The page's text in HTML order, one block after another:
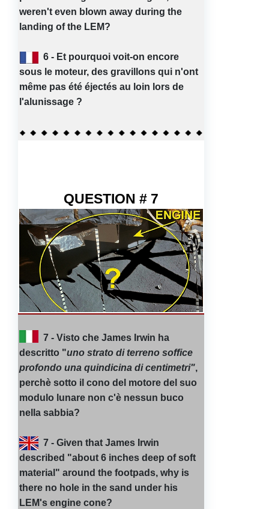
weren't even blown away during the
landing of the LEM?
6 - Et pourquoi voit-on encore
sous le moteur, des gravillons qui n'ont
même pas été éjectés au loin lors de
l'alunissage ?
QUESTION # 7
7 - Visto che James Irwin ha
descritto "uno strato di terreno soffice
profondo una quindicina di centimetri",
perchè sotto il cono del motore del suo
modulo lunare non c'è nessun buco
nella sabbia?
7 - Given that James Irwin
described "about 6 inches deep of soft
material" around the footpads, why is
there no hole in the sand under his
LEM's engine cone?